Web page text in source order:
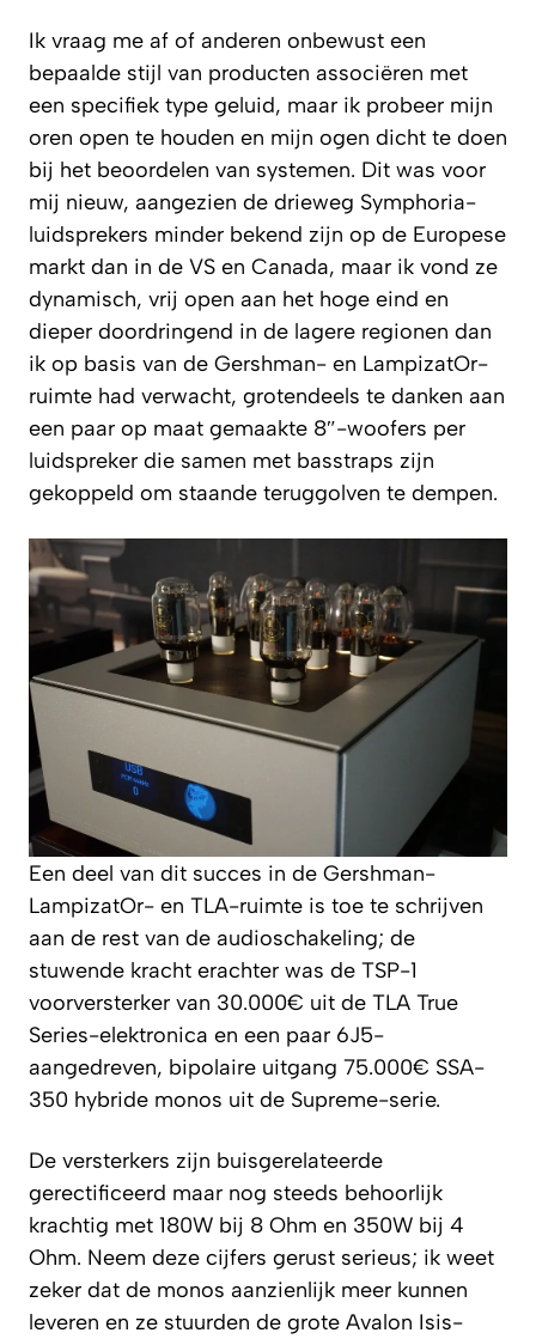
Ik vraag me af of anderen onbewust een
bepaalde stijl van producten associëren met
een specifiek type geluid, maar ik probeer mijn
oren open te houden en mijn ogen dicht te doen
bij het beoordelen van systemen. Dit was voor
mij nieuw, aangezien de drieweg Symphoria-
luidsprekers minder bekend zijn op de Europese
markt dan in de VS en Canada, maar ik vond ze
dynamisch, vrij open aan het hoge eind en
dieper doordringend in de lagere regionen dan
ik op basis van de Gershman- en LampizatOr-
ruimte had verwacht, grotendeels te danken aan
een paar op maat gemaakte 8″-woofers per
luidspreker die samen met basstraps zijn
gekoppeld om staande teruggolven te dempen.
Een deel van dit succes in de Gershman-
LampizatOr- en TLA-ruimte is toe te schrijven
aan de rest van de audioschakeling; de
stuwende kracht erachter was de TSP-1
voorversterker van 30.000€ uit de TLA True
Series-elektronica en een paar 6J5-
aangedreven, bipolaire uitgang 75.000€ SSA-
350 hybride monos uit de Supreme-serie.
De versterkers zijn buisgerelateerde
gerectificeerd maar nog steeds behoorlijk
krachtig met 180W bij 8 Ohm en 350W bij 4
Ohm. Neem deze cijfers gerust serieus; ik weet
zeker dat de monos aanzienlijk meer kunnen
leveren en ze stuurden de grote Avalon Isis-